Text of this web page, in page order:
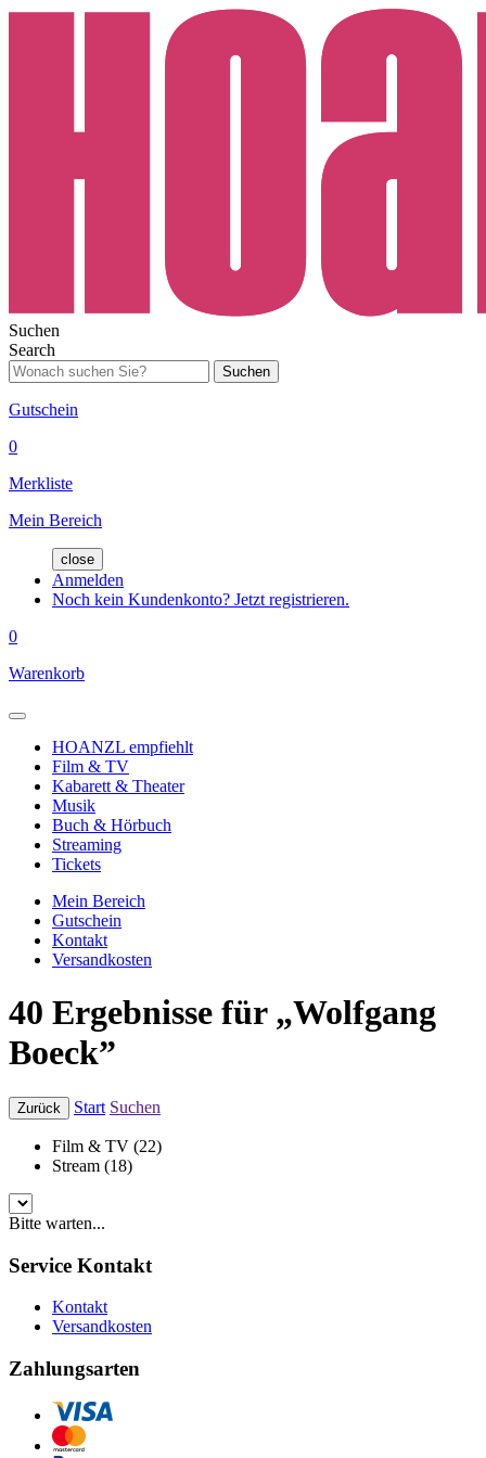
Suchen
Search
Suchen
Gutschein
0
Merkliste
Mein Bereich
close
Anmelden
Noch kein Kundenkonto? Jetzt registrieren.
0
Warenkorb
HOANZL empfiehlt
Film & TV
Kabarett & Theater
Musik
Buch & Hörbuch
Streaming
Tickets
Mein Bereich
Gutschein
Kontakt
Versandkosten
40 Ergebnisse für „Wolfgang
Boeck”
Zurück Start Suchen
Film & TV (22)
Stream (18)
Bitte warten...
Service Kontakt
Kontakt
Versandkosten
Zahlungsarten